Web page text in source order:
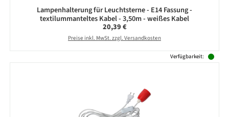
Lampenhalterung für Leuchtsterne - E14 Fassung -
textilummanteltes Kabel - 3,50m - weißes Kabel
Regulärer Preis:
20,39 €
Preise inkl. MwSt. zzgl. Versandkosten
Verfügbarkeit: